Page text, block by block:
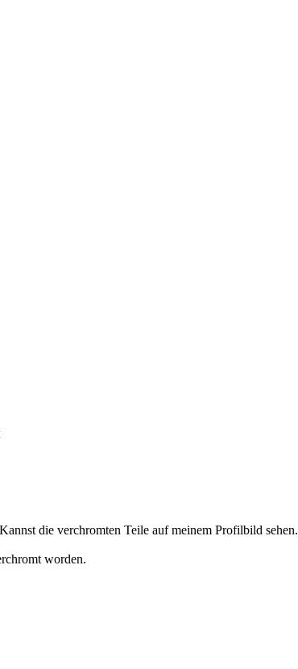
die verchromten Teile auf meinem Profilbild sehen.
worden.